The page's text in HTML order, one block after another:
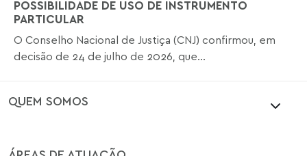
POSSIBILIDADE DE USO DE INSTRUMENTO
PARTICULAR
O Conselho Nacional de Justiça (CNJ) confirmou, em
decisão de 24 de julho de 2026, que...
QUEM SOMOS